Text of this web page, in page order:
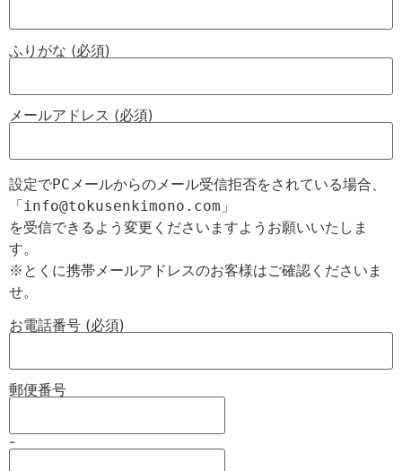
ふりがな (必須)
メールアドレス (必須)
設定でPCメールからのメール受信拒否をされている場合、
「info@tokusenkimono.com」
を受信できるよう変更くださいますようお願いいたしま
す。
※とくに携帯メールアドレスのお客様はご確認くださいま
お電話番号 (必須)
郵便番号
-